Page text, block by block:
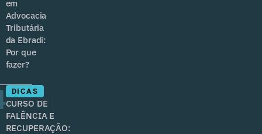
em
Advocacia
Tributária
da Ebradi:
Por que
fazer?
DICAS
CURSO DE
FALÊNCIA E
RECUPERAÇÃO: